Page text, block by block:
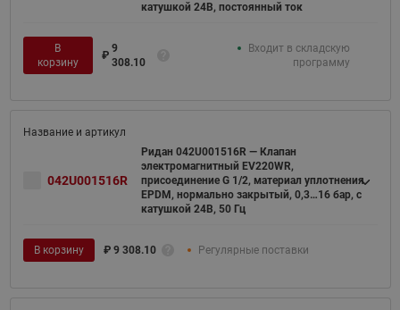
катушкой 24В, постоянный ток
В
корзину
₽
9
308.10
Входит в складскую
программу
042U001516R
Ридан 042U001516R — Клапан
электромагнитный EV220WR,
присоединение G 1/2, материал уплотнения
EPDM, нормально закрытый, 0,3…16 бар, с
катушкой 24В, 50 Гц
В корзину ₽ 9 308.10 Регулярные поставки